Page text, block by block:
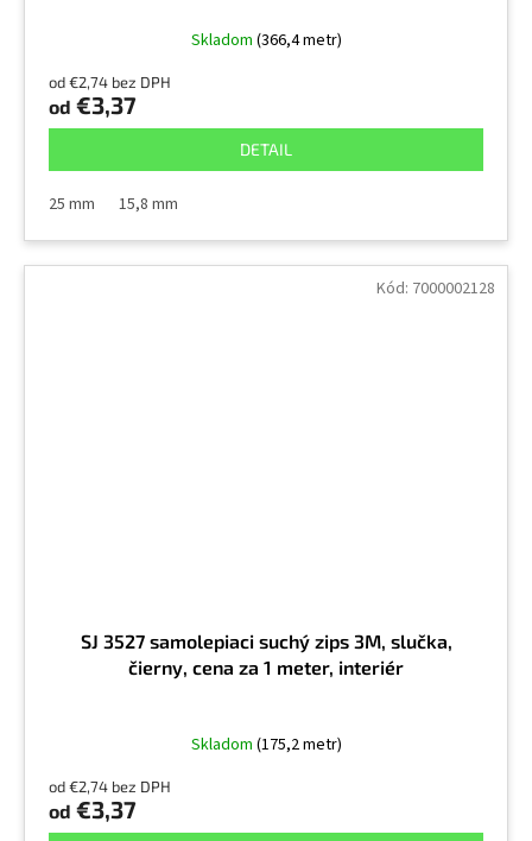
Skladom (366,4 metr)
od €2,74 bez DPH
od €3,37
DETAIL
25 mm 15,8 mm
SJ 3527 samolepiaci suchý zips 3M, slučka,
čierny, cena za 1 meter, interiér
Skladom (175,2 metr)
od €2,74 bez DPH
od €3,37
Kód: 7000002128